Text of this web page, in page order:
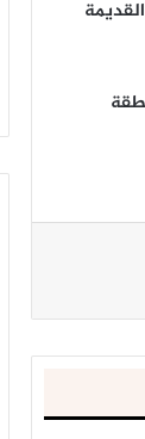
مربعا في منطقة